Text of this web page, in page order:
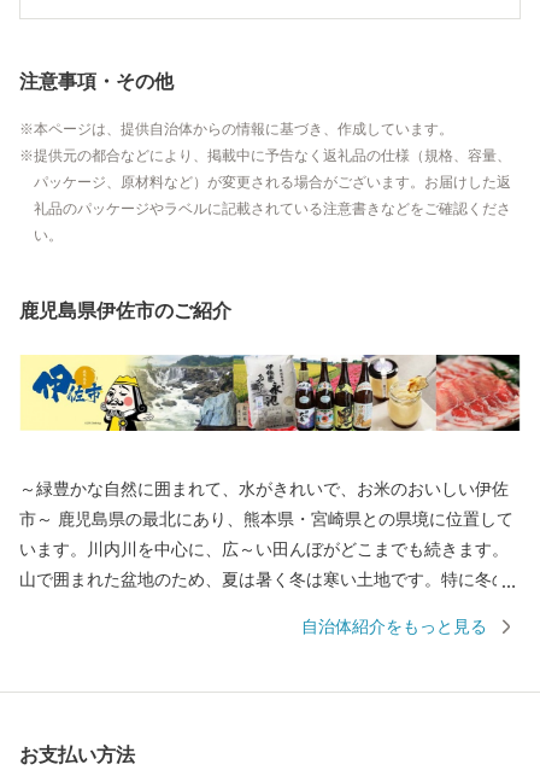
注意事項・その他
本ページは、提供自治体からの情報に基づき、作成しています。
提供元の都合などにより、掲載中に予告なく返礼品の仕様（規格、容量、
パッケージ、原材料など）が変更される場合がございます。お届けした返
礼品のパッケージやラベルに記載されている注意書きなどをご確認くださ
い。
鹿児島県伊佐市のご紹介
～緑豊かな自然に囲まれて、水がきれいで、お米のおいしい伊佐
市～ 鹿児島県の最北にあり、熊本県・宮崎県との県境に位置して
います。川内川を中心に、広～い田んぼがどこまでも続きます。
山で囲まれた盆地のため、夏は暑く冬は寒い土地です。特に冬の
総務大臣よりふるさと納税の指定を受けた自治体です。
自治体紹介をもっと見る
お支払い方法